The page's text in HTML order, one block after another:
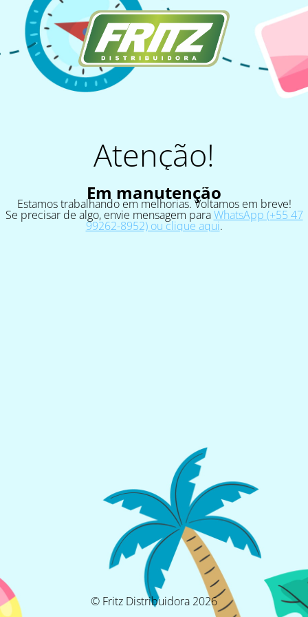
Atenção!
Em manutenção
Estamos trabalhando em melhorias. Voltamos em breve!
Se precisar de algo, envie mensagem paraWhatsApp (+55 47
99262-8952) ou clique aqui.
© Fritz Distribuidora 2026